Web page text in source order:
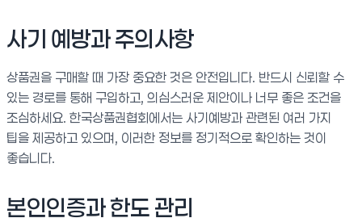
사기 예방과 주의사항
상품권을 구매할 때 가장 중요한 것은 안전입니다. 반드시 신뢰할 수
있는 경로를 통해 구입하고, 의심스러운 제안이나 너무 좋은 조건을
조심하세요. 한국상품권협회에서는 사기예방과 관련된 여러 가지
팁을 제공하고 있으며, 이러한 정보를 정기적으로 확인하는 것이
좋습니다.
본인인증과 한도 관리